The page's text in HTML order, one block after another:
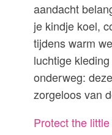
aandacht
je kindje koel,
tijdens warm
luchtige
onderweg:
zorgeloos van
Protect the